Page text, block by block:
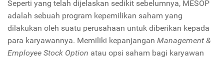
Seperti yang telah dijelaskan sedikit sebelumnya, MESOP
adalah sebuah program kepemilikan saham yang
dilakukan oleh suatu perusahaan untuk diberikan kepada
para karyawannya. Memiliki kepanjangan Management &
Employee Stock Option atau opsi saham bagi karyawan